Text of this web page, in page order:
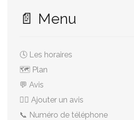
📄 Menu
🕓 Les horaires
🗺️ Plan
💬 Avis
✍🏻 Ajouter un avis
📞 Numéro de téléphone